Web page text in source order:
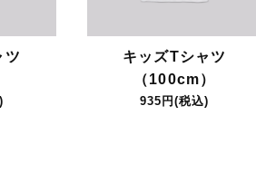
ツ
キッズTシャツ
（100cm）
935円(税込)